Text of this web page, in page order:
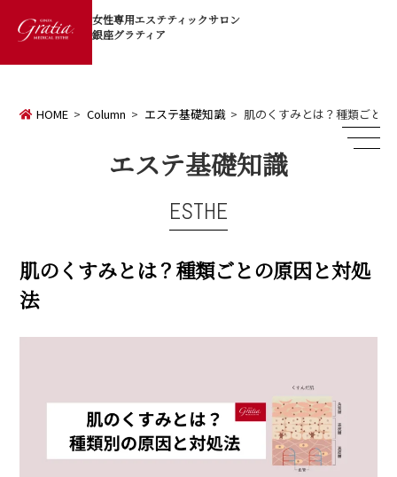
女性専用エステティックサロン
銀座グラティア
HOME Column エステ基礎知識 肌のくすみとは？種類ごと
エステ基礎知識
ESTHE
肌のくすみとは？種類ごとの原因と対処
法